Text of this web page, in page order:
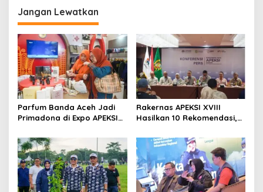
g
a
s
i
p
o
s
Jangan Lewatkan
Parfum Banda Aceh Jadi
Primadona di Expo APEKSI
Rakernas APEKSI XVIII
Hasilkan 10 Rekomendasi,
Membangun Kota Tangguh